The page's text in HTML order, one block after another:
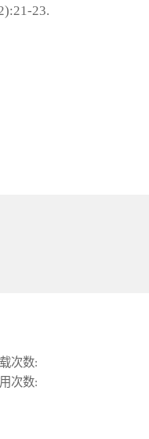
23.
次数:
次数: